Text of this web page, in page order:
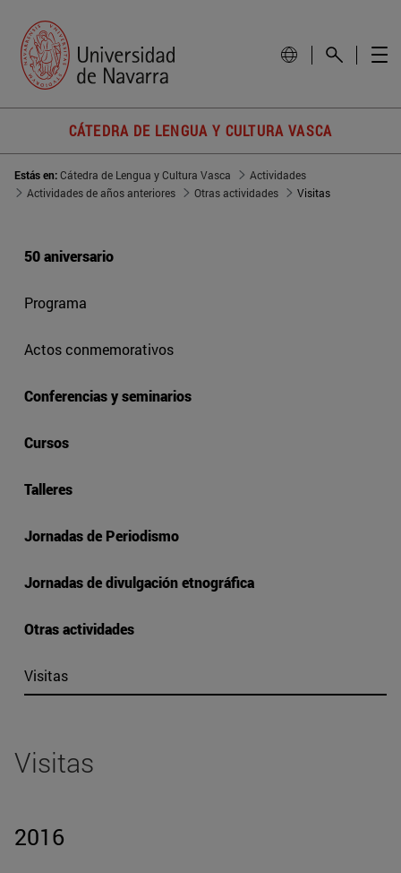
CÁTEDRA DE LENGUA Y CULTURA VASCA
Estás en:Cátedra de Lengua y Cultura Vasca
Actividades
Actividades de años anteriores
Otras actividades Visitas
50 aniversario
Programa
Actos conmemorativos
Conferencias y seminarios
Cursos
Talleres
Jornadas de Periodismo
Jornadas de divulgación etnográfica
Otras actividades
Visitas
Visitas
2016